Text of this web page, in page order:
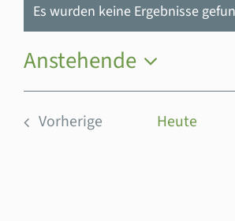
Hinweis
Es wurden keine Ergebnisse
Anstehende
Datum
wählen.
Vorherige
Heute